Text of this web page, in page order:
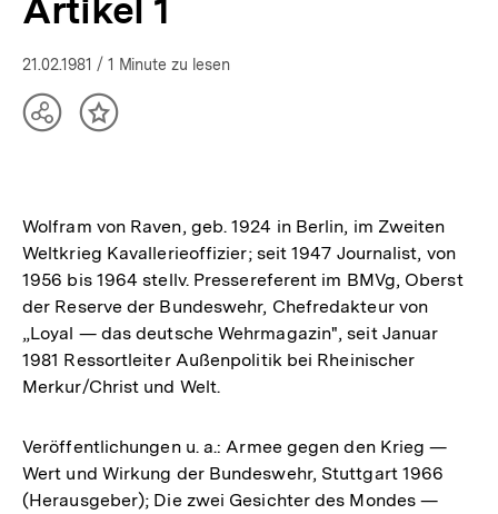
Artikel 1
21.02.1981 / 1 Minute zu lesen
TeilenInhalt
Wolfram von Raven, geb. 1924 in Berlin, im Zweiten
Weltkrieg Kavallerieoffizier; seit 1947 Journalist, von
1956 bis 1964 stellv. Pressereferent im BMVg, Oberst
der Reserve der Bundeswehr, Chefredakteur von
„Loyal — das deutsche Wehrmagazin", seit Januar
1981 Ressortleiter Außenpolitik bei Rheinischer
Merkur/Christ und Welt.
Veröffentlichungen u. a.: Armee gegen den Krieg —
Wert und Wirkung der Bundeswehr, Stuttgart 1966
(Herausgeber); Die zwei Gesichter des Mondes —